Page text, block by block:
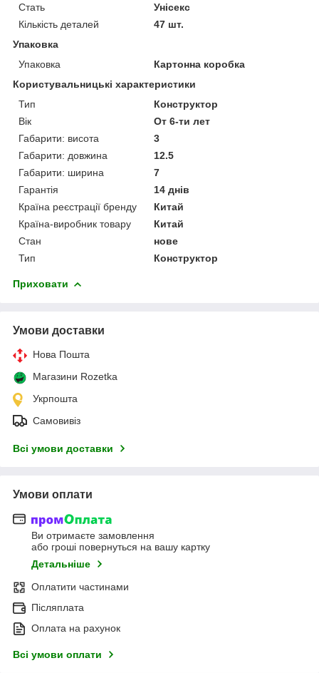
Стать
Унісекс
Кількість деталей
47 шт.
Упаковка
Упаковка
Картонна коробка
Користувальницькі характеристики
Тип
Конструктор
Вік
От 6-ти лет
Габарити: висота
3
Габарити: довжина
12.5
Габарити: ширина
7
Гарантія
14 днів
Країна реєстрації бренду
Китай
Країна-виробник товару
Китай
Стан
нове
Тип
Конструктор
Приховати
Умови доставки
Нова Пошта
Магазини Rozetka
Укрпошта
Самовивіз
Всі умови доставки
Умови оплати
Ви отримаєте замовлення
або гроші повернуться на вашу картку
Детальніше
Оплатити частинами
Післяплата
Оплата на рахунок
Всі умови оплати